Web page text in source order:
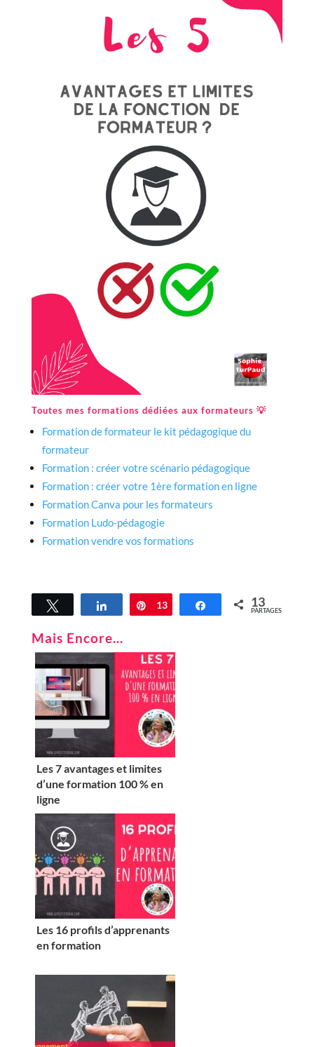
Toutes mes formations dédiées aux formateurs 💡
Formation de formateur le kit pédagogique du
formateur
Formation : créer votre scénario pédagogique
Formation : créer votre 1ère formation en ligne
Formation Canva pour les formateurs
Formation Ludo-pédagogie
Formation vendre vos formations
Tweetez Partagez Épingle
13 Partagez13
PARTAGES
Mais Encore...
Les 7 avantages et limites
d’une formation 100 % en
ligne
Les 16 profils d’apprenants
en formation